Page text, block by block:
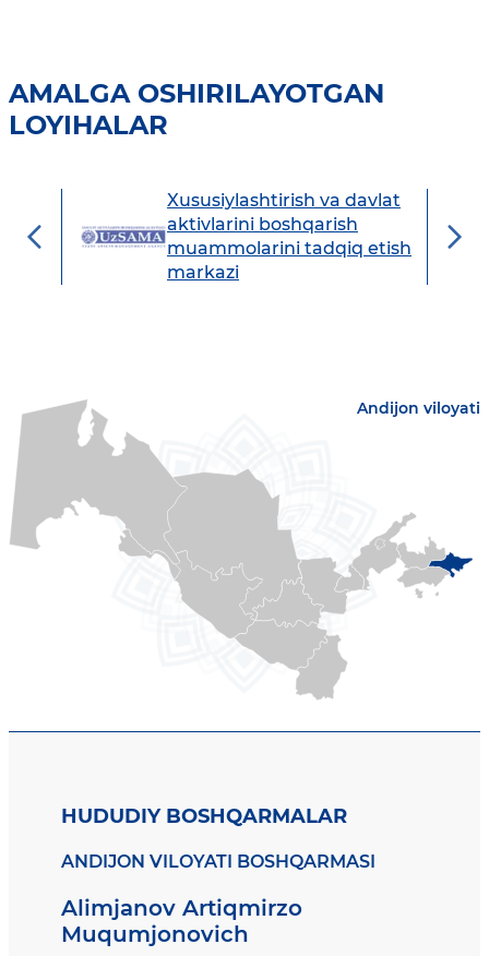
AMALGA OSHIRILAYOTGAN
LOYIHALAR
Xususiylashtirish va davlat
aktivlarini boshqarish
muammolarini tadqiq etish
markazi
Andijon viloyati
HUDUDIY BOSHQARMALAR
ANDIJON VILOYATI BOSHQARMASI
Alimjanov Artiqmirzo
Muqumjonovich